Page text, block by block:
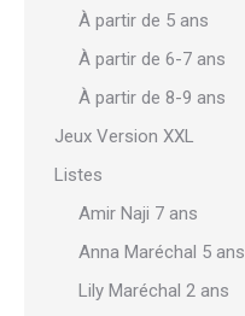
À partir de 5 ans
À partir de 6-7 ans
À partir de 8-9 ans
Jeux Version XXL
Listes
Amir Naji 7 ans
Anna Maréchal 5 ans
Lily Maréchal 2 ans